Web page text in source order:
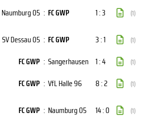
Naumburg 05 : FC GWP 1 : 3 (1)
SV Dessau 05 : FC GWP 3 : 1 (1)
FC GWP : Sangerhausen 1 : 4 (1)
FC GWP : VfL Halle 96 8 : 2 (1)
FC GWP : Naumburg 05 14 : 0 (1)